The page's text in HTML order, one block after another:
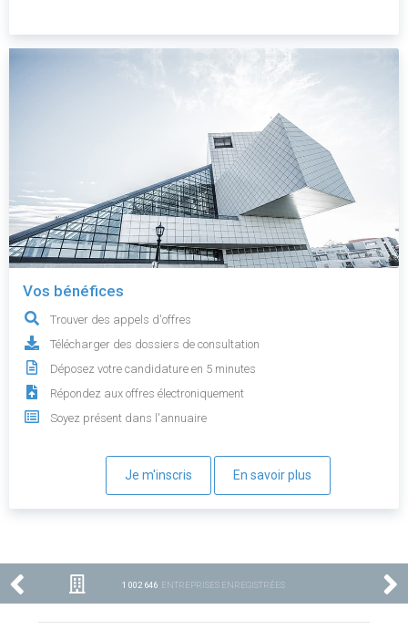
Vos bénéfices
Trouver des appels d'offres
Télécharger des dossiers de consultation
Déposez votre candidature en 5 minutes
Répondez aux offres électroniquement
Soyez présent dans l'annuaire
Je m'inscris En savoir plus
1 002 646 ENTREPRISES ENREGISTRÉES